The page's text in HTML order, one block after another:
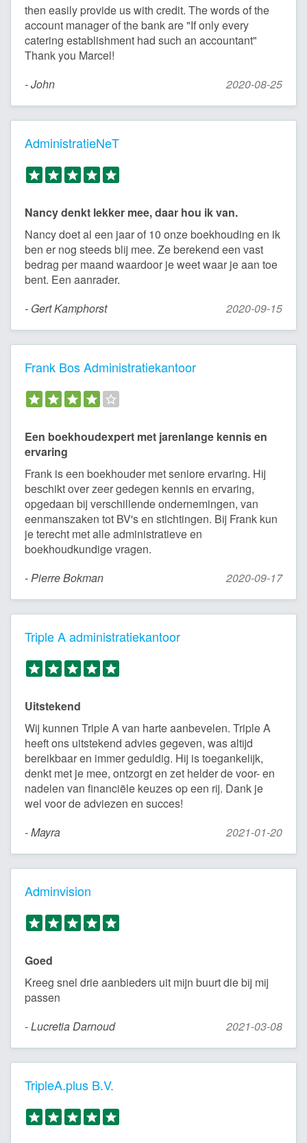
then easily provide us with credit. The words of the
account manager of the bank are "If only every
catering establishment had such an accountant"
Thank you Marcel!
- John
2020-08-25
AdministratieNeT
Nancy denkt lekker mee, daar hou ik van.
Nancy doet al een jaar of 10 onze boekhouding en ik
ben er nog steeds blij mee. Ze berekend een vast
bedrag per maand waardoor je weet waar je aan toe
bent. Een aanrader.
- Gert Kamphorst
2020-09-15
Frank Bos Administratiekantoor
Een boekhoudexpert met jarenlange kennis en
ervaring
Frank is een boekhouder met seniore ervaring. Hij
beschikt over zeer gedegen kennis en ervaring,
opgedaan bij verschillende ondernemingen, van
eenmanszaken tot BV's en stichtingen. Bij Frank kun
je terecht met alle administratieve en
boekhoudkundige vragen.
- Pierre Bokman
2020-09-17
Triple A administratiekantoor
Uitstekend
Wij kunnen Triple A van harte aanbevelen. Triple A
heeft ons uitstekend advies gegeven, was altijd
bereikbaar en immer geduldig. Hij is toegankelijk,
denkt met je mee, ontzorgt en zet helder de voor- en
nadelen van financiële keuzes op een rij. Dank je
wel voor de adviezen en succes!
- Mayra
2021-01-20
Adminvision
Goed
Kreeg snel drie aanbieders uit mijn buurt die bij mij
passen
- Lucretia Darnoud
2021-03-08
TripleA.plus B.V.